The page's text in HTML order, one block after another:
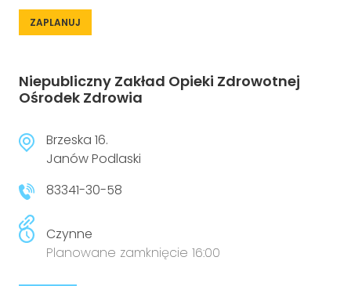
ZAPLANUJ
Niepubliczny Zakład Opieki Zdrowotnej
Ośrodek Zdrowia
Brzeska 16.
Janów Podlaski
83341-30-58
Czynne
Planowane zamknięcie 16:00